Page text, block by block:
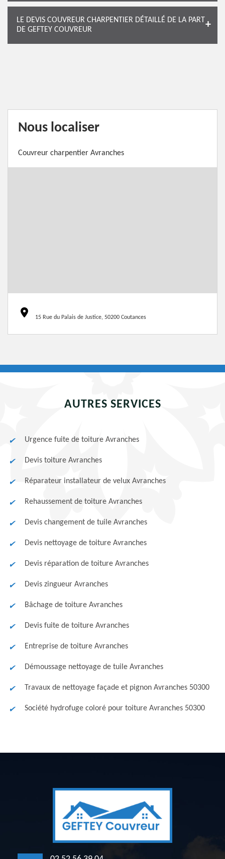
LE DEVIS COUVREUR CHARPENTIER DÉTAILLÉ DE LA PART
DE GEFTEY COUVREUR
Nous localiser
Couvreur charpentier Avranches
15 Rue du Palais de Justice, 50200 Coutances
AUTRES SERVICES
Urgence fuite de toiture Avranches
Devis toiture Avranches
Réparateur installateur de velux Avranches
Rehaussement de toiture Avranches
Devis changement de tuile Avranches
Devis nettoyage de toiture Avranches
Devis réparation de toiture Avranches
Devis zingueur Avranches
Bâchage de toiture Avranches
Devis fuite de toiture Avranches
Entreprise de toiture Avranches
Démoussage nettoyage de tuile Avranches
Travaux de nettoyage façade et pignon Avranches 50300
Société hydrofuge coloré pour toiture Avranches 50300